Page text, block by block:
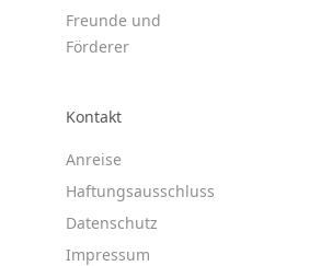
Freunde und
Förderer
Kontakt
Anreise
Haftungsausschluss
Datenschutz
Impressum